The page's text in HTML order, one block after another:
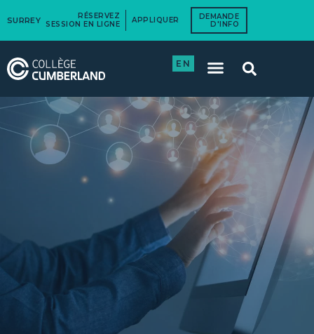
SURREY
RÉSERVEZ
SESSION EN LIGNE
APPLIQUER
DEMANDE
D'INFO
EN